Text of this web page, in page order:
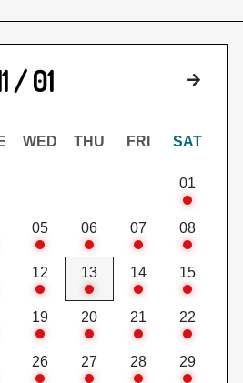
/ 01 下個月
WED THU FRI SAT
01
05 06 07 08
12 13 14 15
19 20 21 22
26 27 28 29